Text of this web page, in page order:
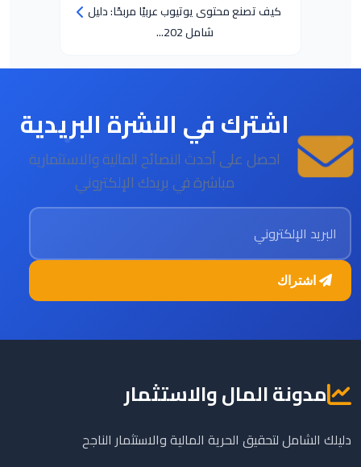
كيف تصنع محتوى يوتيوب عربيًا مربحًا: دليل
شامل 202...
اشترك في النشرة البريدية
احصل على أحدث النصائح المالية والاستثمارية
مباشرة في بريدك الإلكتروني
البريد الإلكتروني
مدونة المال والاستثمار
دليلك الشامل لتحقيق الحرية المالية والاستثمار الناجح